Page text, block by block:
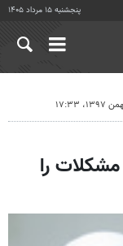
پنجشنبه ۱۵ مرداد ۱۴۰۵
را